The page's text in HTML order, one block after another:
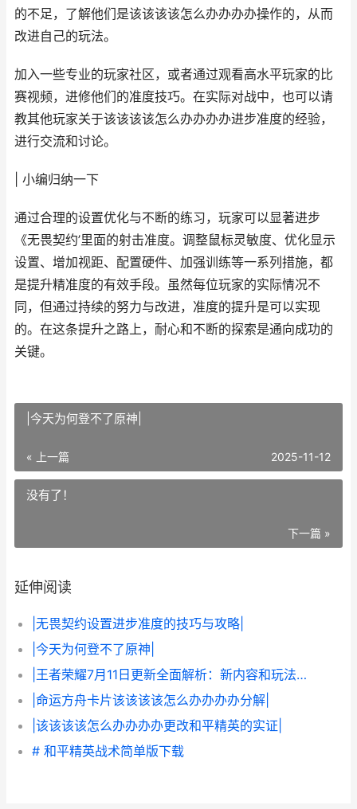
的不足，了解他们是该该该该怎么办办办办操作的，从而
改进自己的玩法。
加入一些专业的玩家社区，或者通过观看高水平玩家的比
赛视频，进修他们的准度技巧。在实际对战中，也可以请
教其他玩家关于该该该该怎么办办办办进步准度的经验，
进行交流和讨论。
| 小编归纳一下
通过合理的设置优化与不断的练习，玩家可以显著进步
《无畏契约’里面的射击准度。调整鼠标灵敏度、优化显示
设置、增加视距、配置硬件、加强训练等一系列措施，都
是提升精准度的有效手段。虽然每位玩家的实际情况不
同，但通过持续的努力与改进，准度的提升是可以实现
的。在这条提升之路上，耐心和不断的探索是通向成功的
关键。
|今天为何登不了原神|
« 上一篇 2025-11-12
没有了！
下一篇 »
延伸阅读
|无畏契约设置进步准度的技巧与攻略|
|今天为何登不了原神|
|王者荣耀7月11日更新全面解析：新内容和玩法革新|
|命运方舟卡片该该该该怎么办办办办分解|
|该该该该怎么办办办办更改和平精英的实证|
# 和平精英战术简单版下载